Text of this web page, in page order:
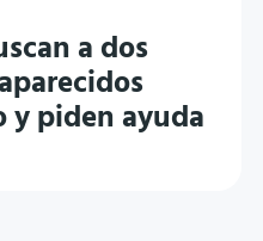
a dos
y piden ayuda